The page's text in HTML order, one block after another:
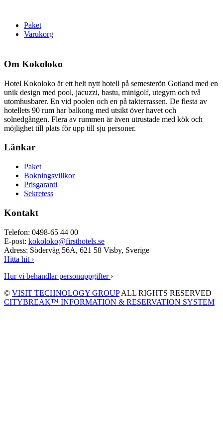
Paket
Varukorg
Om Kokoloko
Hotel Kokoloko är ett helt nytt hotell på semesterön Gotland med en
unik design med pool, jacuzzi, bastu, minigolf, utegym och två
utomhusbarer. En vid poolen och en på takterrassen. De flesta av
hotellets 90 rum har balkong med utsikt över havet och
solnedgången. Flera av rummen är även utrustade med kök och
möjlighet till plats för upp till sju personer.
Länkar
Paket
Bokningsvillkor
Prisgaranti
Sekretess
Kontakt
Telefon: 0498-65 44 00
E-post: kokoloko@firsthotels.se
Adress: Söderväg 56A, 621 58 Visby, Sverige
Hitta hit ›
Hur vi behandlar personuppgifter ›
© VISIT TECHNOLOGY GROUPALL RIGHTS RESERVED
CITYBREAK™ INFORMATION & RESERVATION SYSTEM